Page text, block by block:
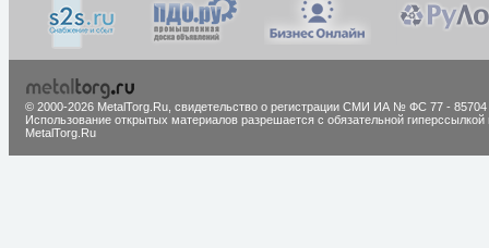
© 2000-2026 MetalTorg.Ru, cвидетельство о регистрации СМИ ИА № ФС 77 - 85704
Использование открытых материалов разрешается с обязательной гиперссылкой
MetalTorg.Ru